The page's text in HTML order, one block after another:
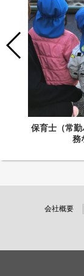
保育士（常
務
会社概要